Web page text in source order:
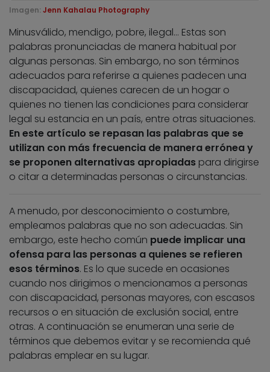
Imagen: Jenn Kahalau Photography
Minusválido, mendigo, pobre, ilegal… Estas son
palabras pronunciadas de manera habitual por
algunas personas. Sin embargo, no son términos
adecuados para referirse a quienes padecen una
discapacidad, quienes carecen de un hogar o
quienes no tienen las condiciones para considerar
legal su estancia en un país, entre otras situaciones.
En este artículo se repasan las palabras que se
utilizan con más frecuencia de manera errónea y
se proponen alternativas apropiadas para dirigirse
o citar a determinadas personas o circunstancias.
A menudo, por desconocimiento o costumbre,
empleamos palabras que no son adecuadas. Sin
embargo, este hecho común puede implicar una
ofensa para las personas a quienes se refieren
esos términos. Es lo que sucede en ocasiones
cuando nos dirigimos o mencionamos a personas
con discapacidad, personas mayores, con escasos
recursos o en situación de exclusión social, entre
otras. A continuación se enumeran una serie de
términos que debemos evitar y se recomienda qué
palabras emplear en su lugar.